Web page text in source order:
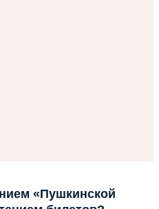
«Пушкинской